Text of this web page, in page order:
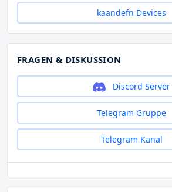
kaandefn Devices
FRAGEN & DISKUSSION
Discord Server
Telegram Gruppe
Telegram Kanal